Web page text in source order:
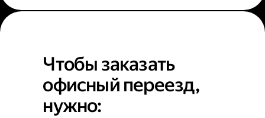
Чтобы заказать
офисный переезд,
нужно: